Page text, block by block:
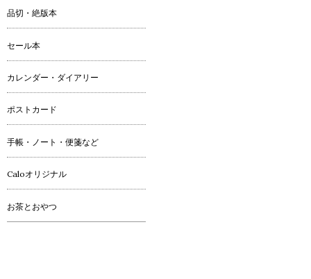
品切・絶版本
セール本
カレンダー・ダイアリー
ポストカード
手帳・ノート・便箋など
Caloオリジナル
お茶とおやつ